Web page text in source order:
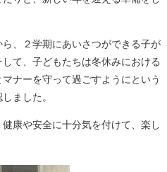
、２学期にあいさつができる子が
て、子どもたちは冬休みにおける
ナーを守って過ごすようにという
ました。
康や安全に十分気を付けて、楽し